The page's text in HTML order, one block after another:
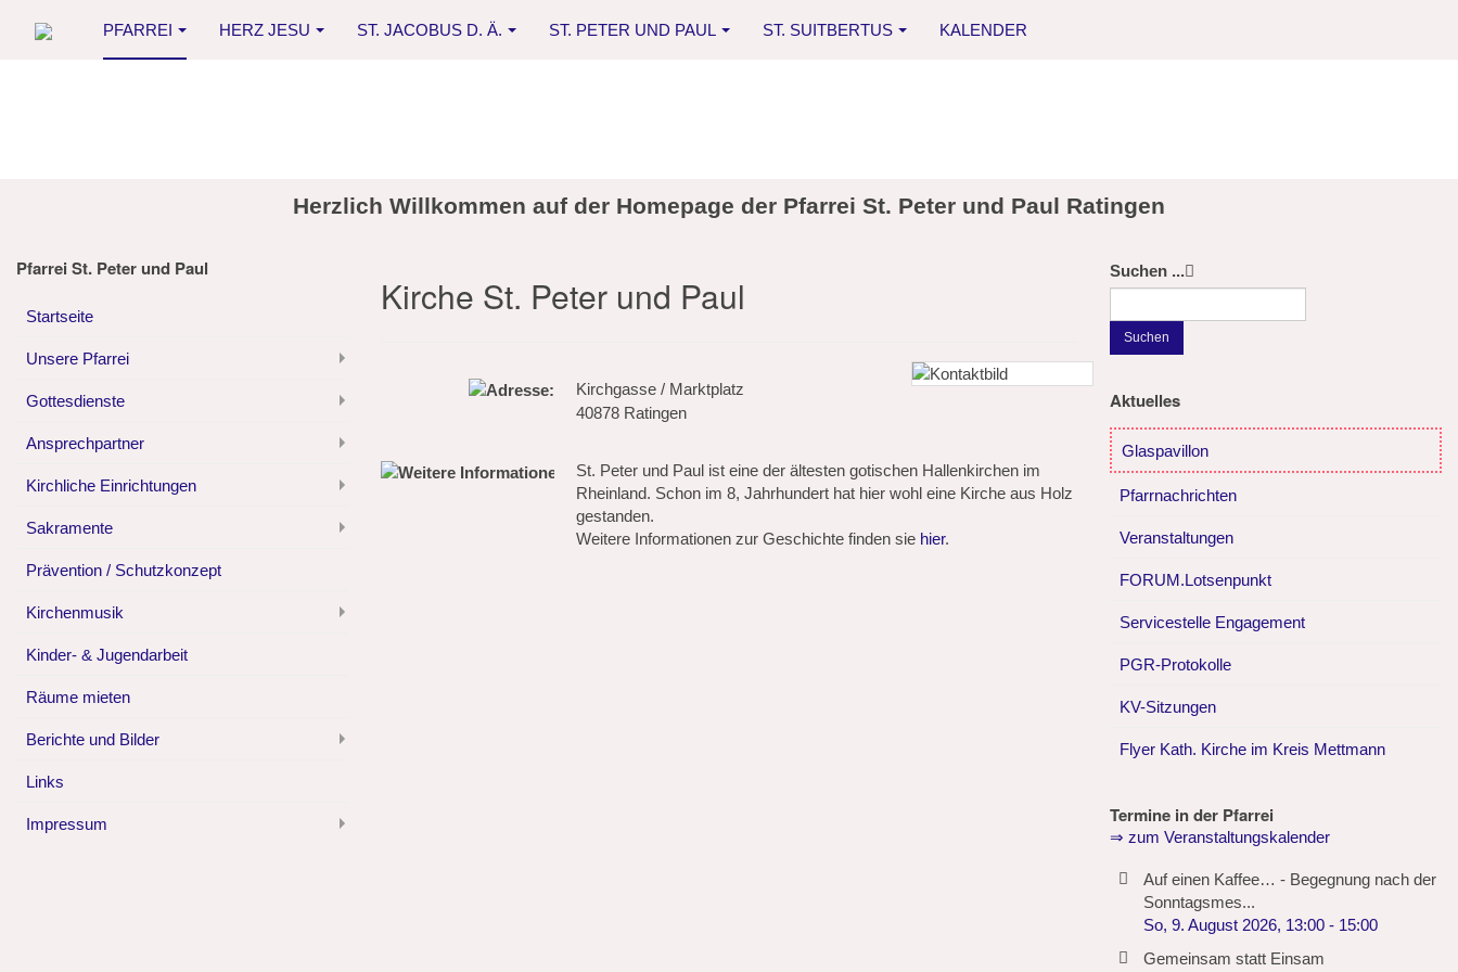
PFARREI HERZ JESU ST. JACOBUS D. Ä. ST. PETER UND PAUL ST. SUITBERTUS KALENDER
Herzlich Willkommen auf der Homepage der Pfarrei St. Peter und Paul Ratingen
Kirche St. Peter und Paul
Kirchgasse / Marktplatz
40878 Ratingen
St. Peter und Paul ist eine der ältesten gotischen Hallenkirchen im
Rheinland. Schon im 8, Jahrhundert hat hier wohl eine Kirche aus Holz
gestanden.
Weitere Informationen zur Geschichte finden sie hier.
Pfarrei St. Peter und Paul
Startseite
Unsere Pfarrei
Gottesdienste
Ansprechpartner
Kirchliche Einrichtungen
Sakramente
Prävention / Schutzkonzept
Kirchenmusik
Kinder- & Jugendarbeit
Räume mieten
Berichte und Bilder
Links
Impressum
Suchen ...
Suchen
Aktuelles
Glaspavillon
Pfarrnachrichten
Veranstaltungen
FORUM.Lotsenpunkt
Servicestelle Engagement
PGR-Protokolle
KV-Sitzungen
Flyer Kath. Kirche im Kreis Mettmann
Termine in der Pfarrei
⇒ zum Veranstaltungskalender
Auf einen Kaffee… - Begegnung nach der
Sonntagsmes...
So, 9. August 2026, 13:00- 15:00
Gemeinsam statt Einsam